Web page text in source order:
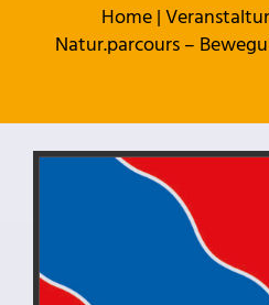
Home|
Natur.parcours –